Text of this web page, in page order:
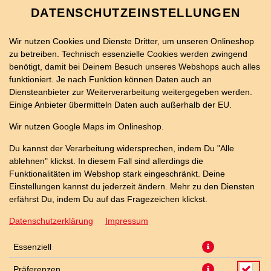
40ER CHEESEBURGER PIZZA
DATENSCHUTZEINSTELLUNGEN
Wir nutzen Cookies und Dienste Dritter, um unseren Onlineshop
zu betreiben. Technisch essenzielle Cookies werden zwingend
benötigt, damit bei Deinem Besuch unseres Webshops auch alles
funktioniert. Je nach Funktion können Daten auch an
Diensteanbieter zur Weiterverarbeitung weitergegeben werden.
Einige Anbieter übermitteln Daten auch außerhalb der EU.
Wir nutzen Google Maps im Onlineshop.
Du kannst der Verarbeitung widersprechen, indem Du "Alle
ablehnen" klickst. In diesem Fall sind allerdings die
Funktionalitäten im Webshop stark eingeschränkt. Deine
Einstellungen kannst du jederzeit ändern. Mehr zu den Diensten
erfährst Du, indem Du auf das Fragezeichen klickst.
Datenschutzerklärung Impressum
Essenziell